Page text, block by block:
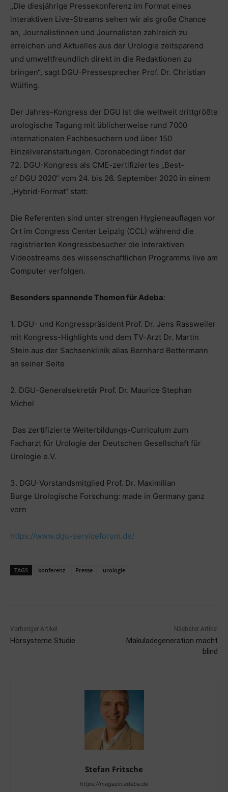
„Die diesjährige Pressekonferenz im Format eines
interaktiven Live-Streams sehen wir als große Chance
an, Journalistinnen und Journalisten zahlreich zu
erreichen und Aktuelles aus der Urologie zeitsparend
und umweltfreundlich direkt in die Redaktionen zu
bringen“, sagt DGU-Pressesprecher Prof. Dr. Christian
Wülfing.
Der Jahres-Kongress der DGU ist die weltweit drittgrößte
urologische Tagung mit üblicherweise rund 7000
internationalen Fachbesuchern und über 150
Einzelveranstaltungen. Coronabedingt findet der
72. DGU-Kongress als CME-zertifiziertes „Best-
of DGU 2020“ vom 24. bis 26. September 2020 in einem
„Hybrid-Format“ statt:
Die Referenten sind unter strengen Hygieneauflagen vor
Ort im Congress Center Leipzig (CCL) während die
registrierten Kongressbesucher die interaktiven
Videostreams des wissenschaftlichen Programms live am
Computer verfolgen.
Besonders spannende Themen für Adeba:
1. DGU- und Kongresspräsident Prof. Dr. Jens Rassweiler
mit Kongress-Highlights und dem TV-Arzt Dr. Martin
Stein aus der Sachsenklinik alias Bernhard Bettermann
an seiner Seite
2. DGU-Generalsekretär Prof. Dr. Maurice Stephan
Michel
Das zertifizierte Weiterbildungs-Curriculum zum
Facharzt für Urologie der Deutschen Gesellschaft für
Urologie e.V.
3. DGU-Vorstandsmitglied Prof. Dr. Maximilian
Burge Urologische Forschung: made in Germany ganz
vorn
https://www.dgu-serviceforum.de/
TAGS konferenz Presse urologie
Vorheriger Artikel
Hörsysteme Studie
Nächster Artikel
Makuladegeneration macht
blind
Stefan Fritsche
https://magazin.adeba.de